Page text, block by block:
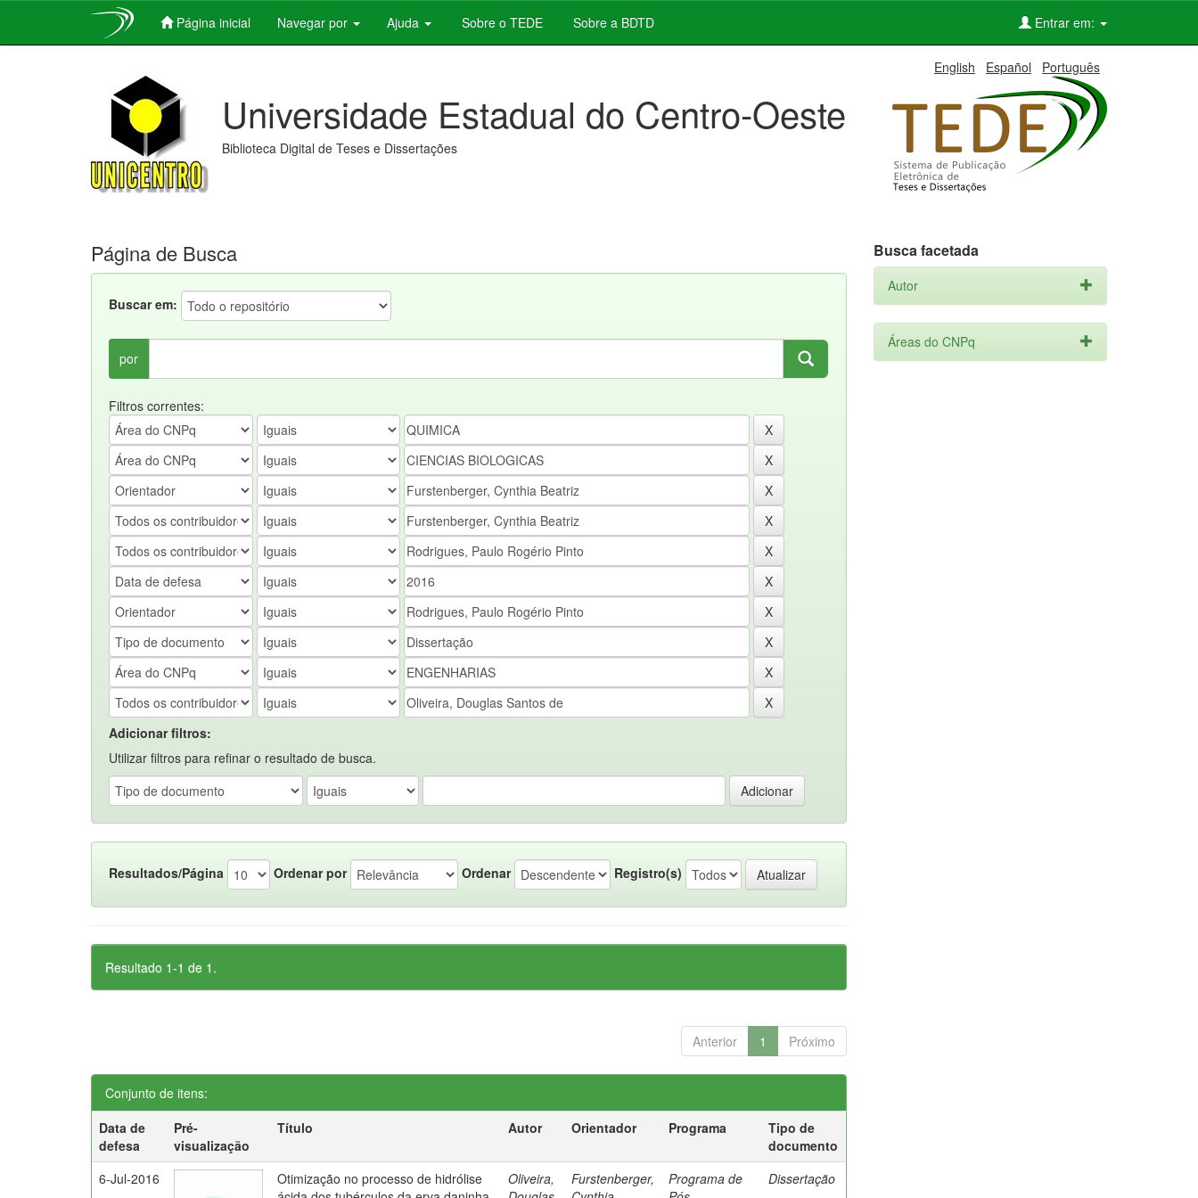
Página inicial Navegar por Ajuda Sobre o TEDE Sobre a BDTD Entrar em:
English Español Português
Universidade Estadual do Centro-Oeste
Biblioteca Digital de Teses e Dissertações
Página de Busca
Buscar em:
por
Filtros correntes:
Adicionar filtros:
Utilizar filtros para refinar o resultado de busca.
Resultados/Página Ordenar por Ordenar Registro(s)
Resultado 1-1 de 1.
Anterior 1 Próximo
Conjunto de itens:
Data de
defesa
Pré-
visualização
Título Autor Orientador Programa
Tipo de
documento
6-Jul-2016
Otimização no processo de hidrólise
Oliveira,
Furstenberger,
Programa de
Dissertação
Busca facetada
Autor
Áreas do CNPq